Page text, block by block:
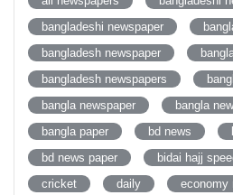
bangladeshi newspaper
bangladesh newspaper
bangladesh newspapers
bangla newspaper
bangla
bangla paper
bd news
bd news paper
bidai hajj
cricket
daily
economy